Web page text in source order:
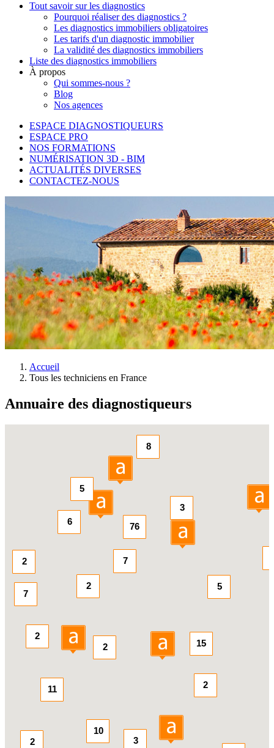
Tout savoir sur les diagnostics
Pourquoi réaliser des diagnostics ?
Les diagnostics immobiliers obligatoires
Les tarifs d'un diagnostic immobilier
La validité des diagnostics immobiliers
Liste des diagnostics immobiliers
À propos
Qui sommes-nous ?
Blog
Nos agences
ESPACE DIAGNOSTIQUEURS
ESPACE PRO
NOS FORMATIONS
NUMÉRISATION 3D - BIM
ACTUALITÉS DIVERSES
CONTACTEZ-NOUS
Accueil
Tous les techniciens en France
Annuaire des diagnostiqueurs
76
7
3
10
2
8
2
2
11
7
2
15
5
3
2
6
2
5